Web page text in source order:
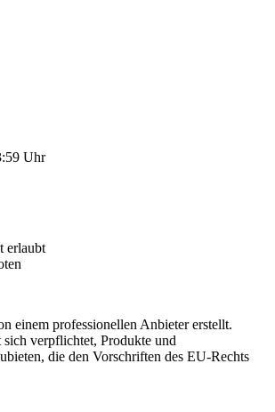
Uhr
erlaubt
einem professionellen Anbieter erstellt.
sich verpflichtet, Produkte und
die den Vorschriften des EU-Rechts